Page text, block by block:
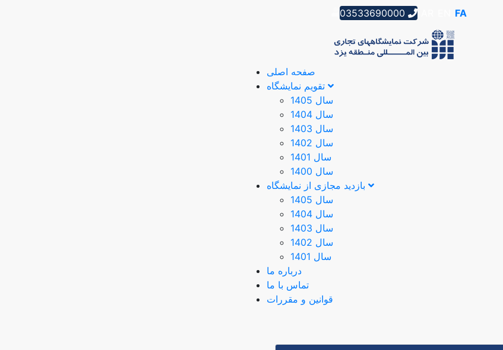
03533690000 FA
صفحه اصلی
تقویم نمایشگاه
سال 1405
سال 1404
سال 1403
سال 1402
سال 1401
سال 1400
سال 1405
سال 1404
سال 1403
سال 1402
سال 1401
درباره ما
تماس با ما
قوانین و مقررات